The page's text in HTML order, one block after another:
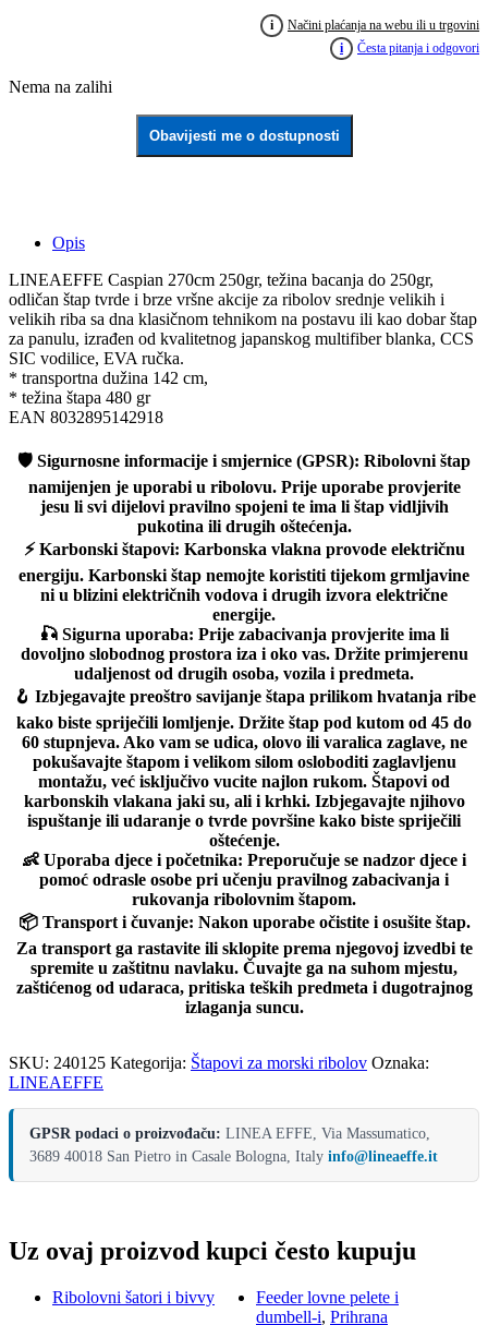
i
Načini plaćanja na webu ili u trgovini
i
Česta pitanja i odgovori
Nema na zalihi
Obavijesti me o dostupnosti
Opis
LINEAEFFE Caspian 270cm 250gr, težina bacanja do 250gr,
odličan štap tvrde i brze vršne akcije za ribolov srednje velikih i
velikih riba sa dna klasičnom tehnikom na postavu ili kao dobar štap
za panulu, izrađen od kvalitetnog japanskog multifiber blanka, CCS
SIC vodilice, EVA ručka.
* transportna dužina 142 cm,
* težina štapa 480 gr
EAN 8032895142918
🛡️ Sigurnosne informacije i smjernice (GPSR): Ribolovni štap
namijenjen je uporabi u ribolovu. Prije uporabe provjerite
jesu li svi dijelovi pravilno spojeni te ima li štap vidljivih
pukotina ili drugih oštećenja.
⚡ Karbonski štapovi: Karbonska vlakna provode električnu
energiju. Karbonski štap nemojte koristiti tijekom grmljavine
ni u blizini električnih vodova i drugih izvora električne
energije.
🎣 Sigurna uporaba: Prije zabacivanja provjerite ima li
dovoljno slobodnog prostora iza i oko vas. Držite primjerenu
udaljenost od drugih osoba, vozila i predmeta.
🪝 Izbjegavajte preoštro savijanje štapa prilikom hvatanja ribe
kako biste spriječili lomljenje. Držite štap pod kutom od 45 do
60 stupnjeva. Ako vam se udica, olovo ili varalica zaglave, ne
pokušavajte štapom i velikom silom osloboditi zaglavljenu
montažu, već isključivo vucite najlon rukom. Štapovi od
karbonskih vlakana jaki su, ali i krhki. Izbjegavajte njihovo
ispuštanje ili udaranje o tvrde površine kako biste spriječili
oštećenje.
👶 Uporaba djece i početnika: Preporučuje se nadzor djece i
pomoć odrasle osobe pri učenju pravilnog zabacivanja i
rukovanja ribolovnim štapom.
📦 Transport i čuvanje: Nakon uporabe očistite i osušite štap.
Za transport ga rastavite ili sklopite prema njegovoj izvedbi te
spremite u zaštitnu navlaku. Čuvajte ga na suhom mjestu,
zaštićenog od udaraca, pritiska teških predmeta i dugotrajnog
izlaganja suncu.
SKU: 240125 Kategorija: Štapovi za morski ribolov Oznaka:
LINEAEFFE
GPSR podaci o proizvođaču: LINEA EFFE, Via Massumatico,
3689 40018 San Pietro in Casale Bologna, Italy info@lineaeffe.it
Uz ovaj proizvod kupci često kupuju
Ribolovni šatori i bivvy
Feeder lovne pelete i
dumbell-i, Prihrana